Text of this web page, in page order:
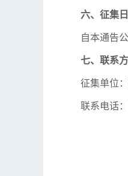
六、征集
自本通告
七、联系
征集单位
联系电话：